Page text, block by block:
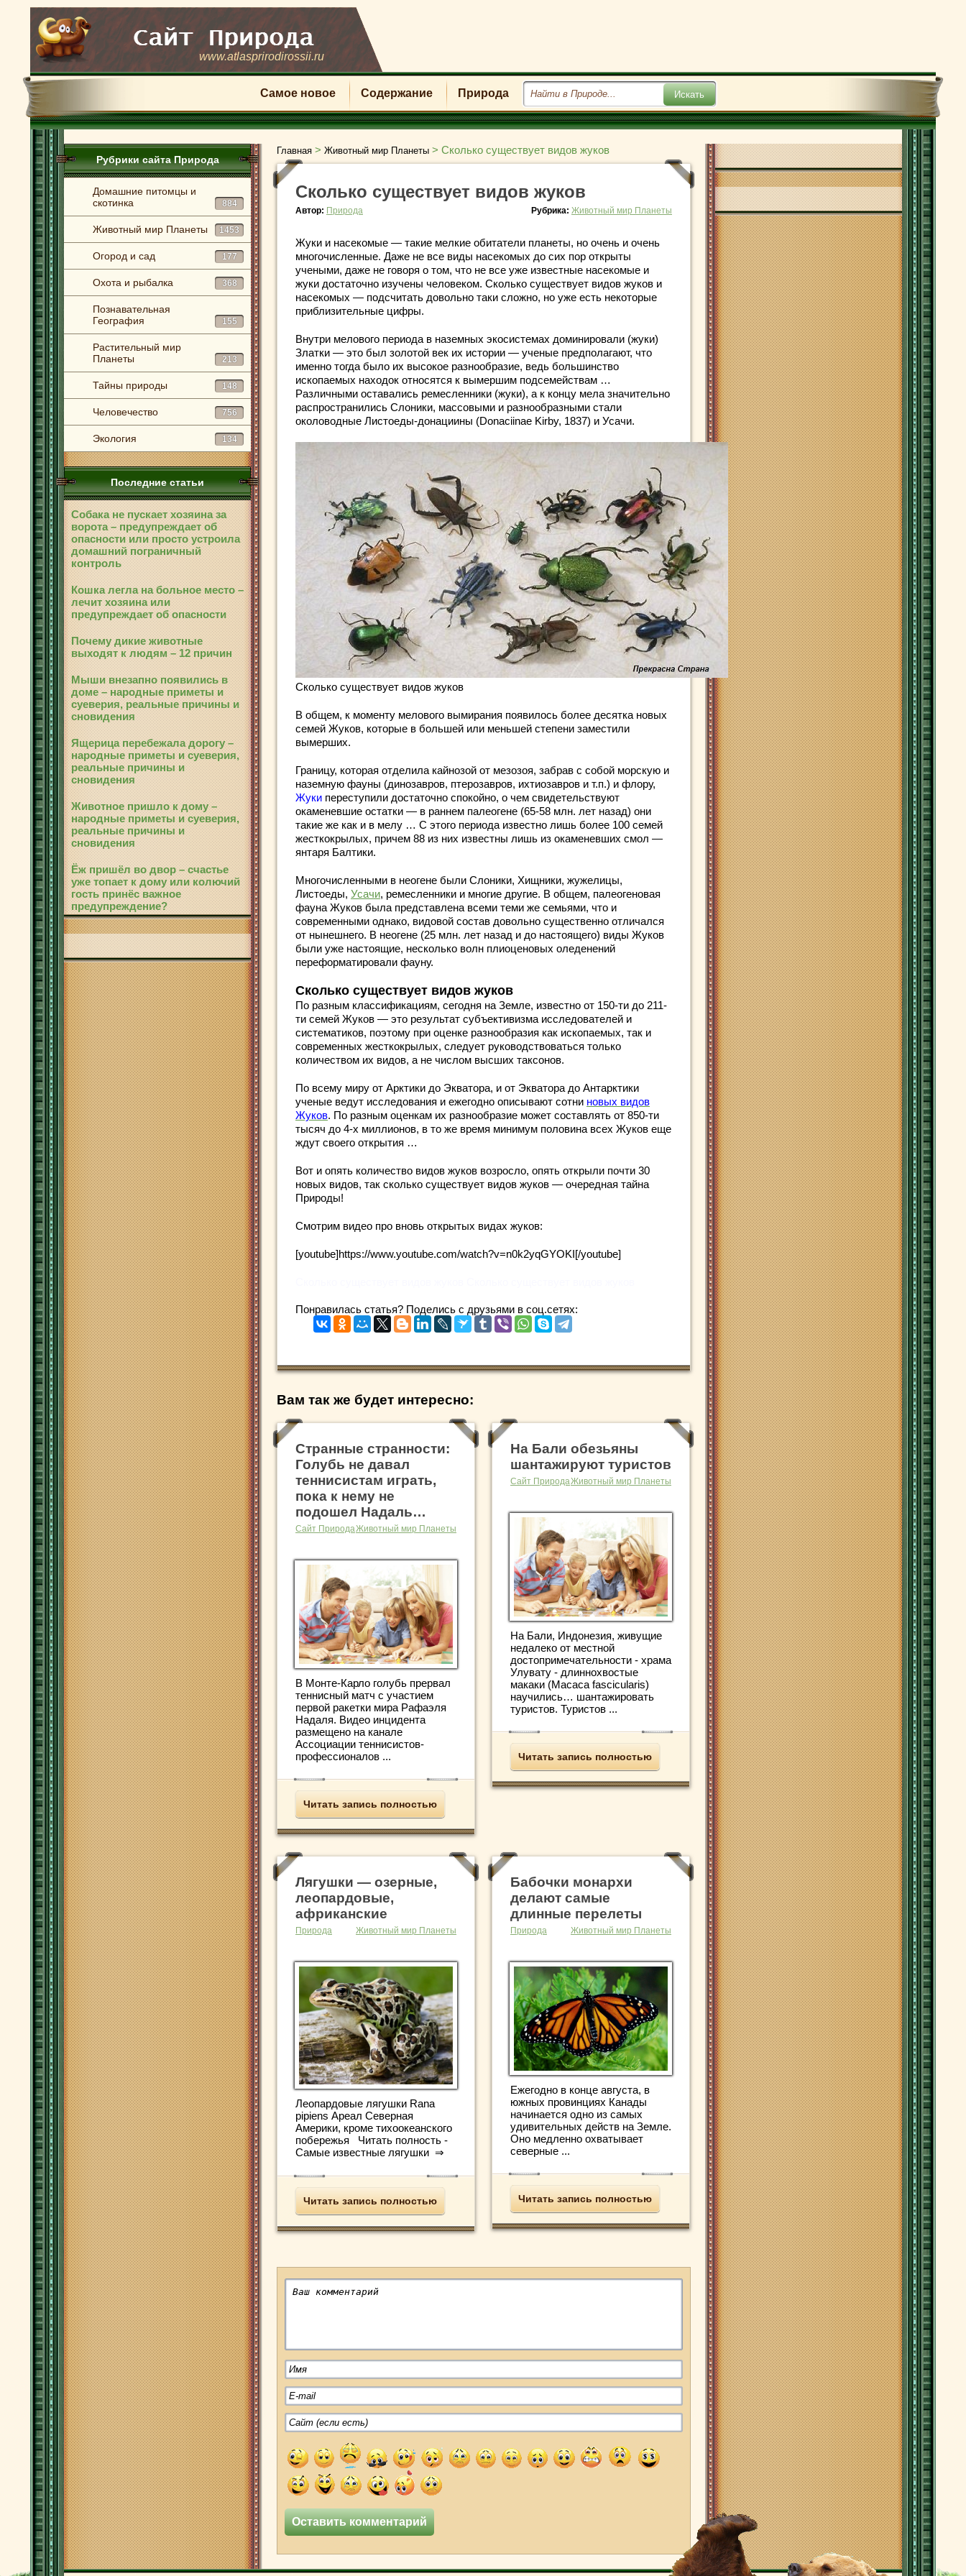
www.atlasprirodirossii.ru
Самое новое Содержание Природа
Рубрики сайта Природа
Домашние питомцы и
скотинка
884
Животный мир Планеты 1453
Огород и сад 177
Охота и рыбалка 368
Познавательная
География
155
Растительный мир
Планеты
213
Тайны природы 148
Человечество 756
Экология 134
Последние статьи
Собака не пускает хозяина за
ворота – предупреждает об
опасности или просто устроила
домашний пограничный
контроль
Кошка легла на больное место –
лечит хозяина или
предупреждает об опасности
Почему дикие животные
выходят к людям – 12 причин
Мыши внезапно появились в
доме – народные приметы и
суеверия, реальные причины и
сновидения
Ящерица перебежала дорогу –
народные приметы и суеверия,
реальные причины и
сновидения
Животное пришло к дому –
народные приметы и суеверия,
реальные причины и
сновидения
Ёж пришёл во двор – счастье
уже топает к дому или колючий
гость принёс важное
предупреждение?
Главная > Животный мир Планеты > Сколько существует видов жуков
Сколько существует видов жуков
Автор: Природа Рубрика: Животный мир Планеты
Жуки и насекомые — такие мелкие обитатели планеты, но очень и очень
многочисленные. Даже не все виды насекомых до сих пор открыты
учеными, даже не говоря о том, что не все уже известные насекомые и
жуки достаточно изучены человеком. Сколько существует видов жуков и
насекомых — подсчитать довольно таки сложно, но уже есть некоторые
приблизительные цифры.
Внутри мелового периода в наземных экосистемах доминировали (жуки)
Златки — это был золотой век их истории — ученые предполагают, что
именно тогда было их высокое разнообразие, ведь большинство
ископаемых находок относятся к вымершим подсемействам …
Различными оставались ремесленники (жуки), а к концу мела значительно
распространились Слоники, массовыми и разнообразными стали
околоводные Листоеды-донациины (Donaciinae Kirby, 1837) и Усачи.
Сколько существует видов жуков
В общем, к моменту мелового вымирания появилось более десятка новых
семей Жуков, которые в большей или меньшей степени заместили
вымерших.
Границу, которая отделила кайнозой от мезозоя, забрав с собой морскую и
наземную фауны (динозавров, птерозавров, ихтиозавров и т.п.) и флору,
Жуки переступили достаточно спокойно, о чем свидетельствуют
окаменевшие остатки — в раннем палеогене (65-58 млн. лет назад) они
такие же как и в мелу … С этого периода известно лишь более 100 семей
жесткокрылых, причем 88 из них известны лишь из окаменевших смол —
янтаря Балтики.
Многочисленными в неогене были Слоники, Хищники, жужелицы,
Листоеды, Усачи, ремесленники и многие другие. В общем, палеогеновая
фауна Жуков была представлена всеми теми же семьями, что и
современными однако, видовой состав довольно существенно отличался
от нынешнего. В неогене (25 млн. лет назад и до настоящего) виды Жуков
были уже настоящие, несколько волн плиоценовых оледенений
переформатировали фауну.
Сколько существует видов жуков
По разным классификациям, сегодня на Земле, известно от 150-ти до 211-
ти семей Жуков — это результат субъективизма исследователей и
систематиков, поэтому при оценке разнообразия как ископаемых, так и
современных жесткокрылых, следует руководствоваться только
количеством их видов, а не числом высших таксонов.
По всему миру от Арктики до Экватора, и от Экватора до Антарктики
ученые ведут исследования и ежегодно описывают сотни новых видов
Жуков. По разным оценкам их разнообразие может составлять от 850-ти
тысяч до 4-х миллионов, в то же время минимум половина всех Жуков еще
ждут своего открытия …
Вот и опять количество видов жуков возросло, опять открыли почти 30
новых видов, так сколько существует видов жуков — очередная тайна
Природы!
Смотрим видео про вновь открытых видах жуков:
[youtube]https://www.youtube.com/watch?v=n0k2yqGYOKI[/youtube]
Понравилась статья? Поделись с друзьями в соц.сетях:
Вам так же будет интересно:
Странные странности:
Голубь не давал
теннисистам играть,
пока к нему не
подошел Надаль…
Сайт ПриродаЖивотный мир Планеты
В Монте-Карло голубь прервал
теннисный матч с участием
первой ракетки мира Рафаэля
Надаля. Видео инцидента
размещено на канале
Ассоциации теннисистов-
профессионалов ...
Читать запись полностью
На Бали обезьяны
шантажируют туристов
Сайт ПриродаЖивотный мир Планеты
На Бали, Индонезия, живущие
недалеко от местной
достопримечательности - храма
Улувату - длиннохвостые
макаки (Macaca fascicularis)
научились… шантажировать
туристов. Туристов ...
Читать запись полностью
Лягушки — озерные,
леопардовые,
африканские
Природа Животный мир Планеты
Леопардовые лягушки Rana
pipiens Ареал Северная
Америки, кроме тихоокеанского
побережья Читать полность -
Самые известные лягушки ⇒
Читать запись полностью
Бабочки монархи
делают самые
длинные перелеты
Природа Животный мир Планеты
Ежегодно в конце августа, в
южных провинциях Канады
начинается одно из самых
удивительных действ на Земле.
Оно медленно охватывает
северные ...
Читать запись полностью